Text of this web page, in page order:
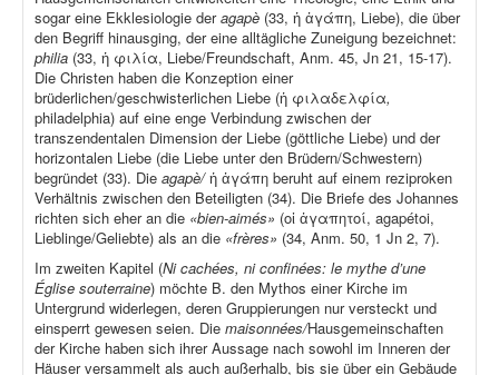
sogar eine Ekklesiologie deragapè (33, ἡ ἀγάπη, Liebe), die über
den Begriff hinausging, der eine alltägliche Zuneigung bezeichnet:
philia (33, ἡ φιλία, Liebe/Freundschaft, Anm. 45, Jn 21, 15-17).
Die Christen haben die Konzeption einer
brüderlichen/geschwisterlichen Liebe (ἡ φιλαδελφία,
philadelphia) auf eine enge Verbindung zwischen der
transzendentalen Dimension der Liebe (göttliche Liebe) und der
horizontalen Liebe (die Liebe unter den Brüdern/Schwestern)
begründet (33). Die agapè/ἡ ἀγάπη beruht auf einem reziproken
Verhältnis zwischen den Beteiligten (34). Die Briefe des Johannes
richten sich eher an die «bien-aimés» (οἱ ἀγαπητοί, agapétoi,
Lieblinge/Geliebte) als an die «frères» (34, Anm. 50, 1 Jn 2, 7).
Im zweiten Kapitel (Ni cachées, ni confinées: le mythe d’une
Église souterraine) möchte B. den Mythos einer Kirche im
Untergrund widerlegen, deren Gruppierungen nur versteckt und
einsperrt gewesen seien. Die maisonnées/Hausgemeinschaften
der Kirche haben sich ihrer Aussage nach sowohl im Inneren der
Häuser versammelt als auch außerhalb, bis sie über ein Gebäude